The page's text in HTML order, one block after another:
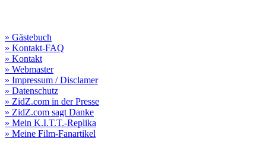
» Gästebuch
» Kontakt-FAQ
» Kontakt
» Webmaster
» Impressum / Disclamer
» Datenschutz
» ZidZ.com in der Presse
» ZidZ.com sagt Danke
» Mein K.I.T.T.-Replika
» Meine Film-Fanartikel